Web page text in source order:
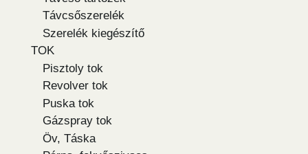
Távcsőszerelék
Szerelék kiegészítő
TOK
Pisztoly tok
Revolver tok
Puska tok
Gázspray tok
Öv, Táska